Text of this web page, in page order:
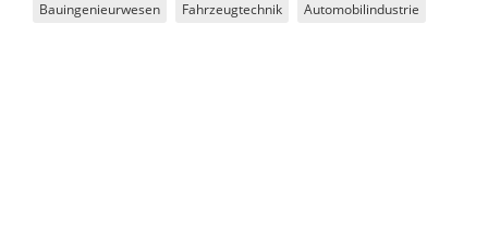
Bauingenieurwesen Fahrzeugtechnik Automobilindustrie